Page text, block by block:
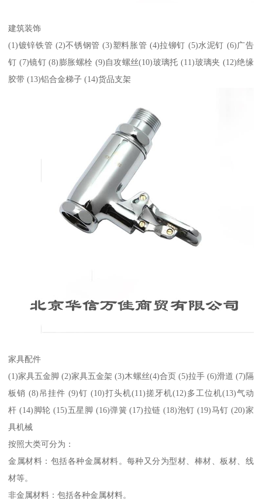
建筑装饰
(1)镀锌铁管 (2)不锈钢管 (3)塑料胀管 (4)拉铆钉 (5)水泥钉 (6)广告
钉 (7)镜钉 (8)膨胀螺栓 (9)自攻螺丝(10)玻璃托 (11)玻璃夹 (12)绝缘
胶带 (13)铝合金梯子 (14)货品支架
家具配件
(1)家具五金脚 (2)家具五金架 (3)木螺丝(4)合页 (5)拉手 (6)滑道 (7)隔
板销 (8)吊挂件 (9)钉 (10)打头机(11)搓牙机(12)多工位机(13)气动
杆 (14)脚轮 (15)五星脚 (16)弹簧 (17)拉链 (18)泡钉 (19)马钉 (20)家
具机械
按照大类可分为：
金属材料：包括各种金属材料。每种又分为型材、棒材、板材、线
材等。
非金属材料：包括各种金属材料。